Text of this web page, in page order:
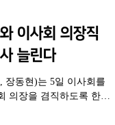
이사회 의장직
늘린다
장동현)는 5일 이사회를
의장을 겸직하도록 한